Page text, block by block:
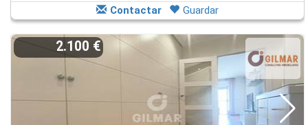
Contactar Guardar
2.100 €